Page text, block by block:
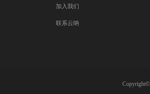
加入我们
联系云呐